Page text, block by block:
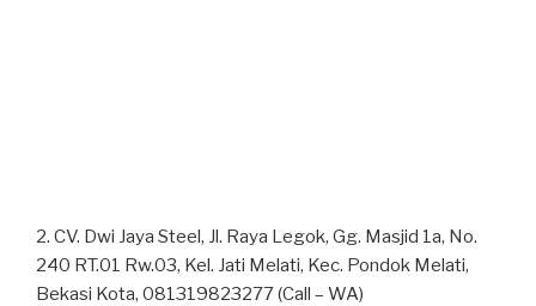
2. CV. Dwi Jaya Steel, Jl. Raya Legok, Gg. Masjid 1a, No.
240 RT.01 Rw.03, Kel. Jati Melati, Kec. Pondok Melati,
Bekasi Kota, 081319823277 (Call – WA)